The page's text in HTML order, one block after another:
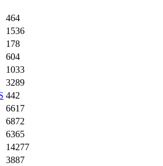
464
1536
178
604
1033
3289
442
6617
6872
6365
14277
3887